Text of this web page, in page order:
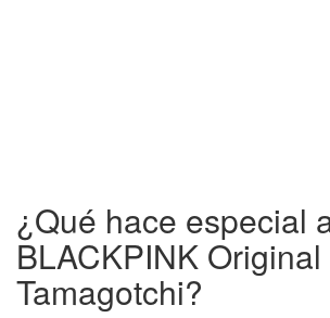
¿Qué hace especial
BLACKPINK Original
Tamagotchi?